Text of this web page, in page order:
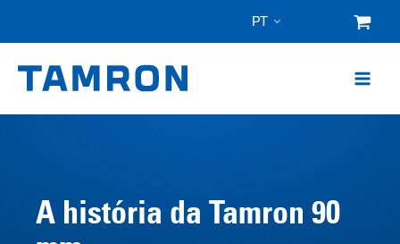
conteúdo
PT
A história da Tamron 90